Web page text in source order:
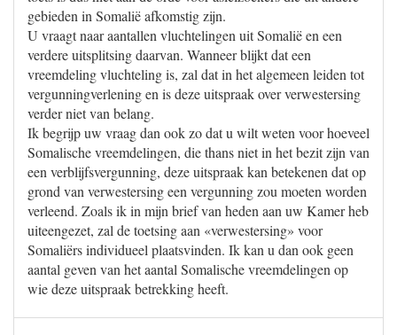
gebieden in Somalië afkomstig zijn.
U vraagt naar aantallen vluchtelingen uit Somalië en een
verdere uitsplitsing daarvan. Wanneer blijkt dat een
vreemdeling vluchteling is, zal dat in het algemeen leiden tot
vergunningverlening en is deze uitspraak over verwestersing
verder niet van belang.
Ik begrijp uw vraag dan ook zo dat u wilt weten voor hoeveel
Somalische vreemdelingen, die thans niet in het bezit zijn van
een verblijfsvergunning, deze uitspraak kan betekenen dat op
grond van verwestersing een vergunning zou moeten worden
verleend. Zoals ik in mijn brief van heden aan uw Kamer heb
uiteengezet, zal de toetsing aan «verwestersing» voor
Somaliërs individueel plaatsvinden. Ik kan u dan ook geen
aantal geven van het aantal Somalische vreemdelingen op
wie deze uitspraak betrekking heeft.